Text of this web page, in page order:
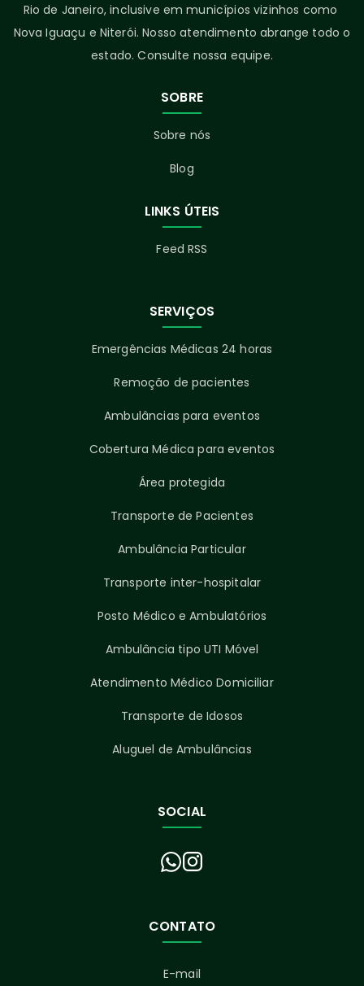
Rio de Janeiro, inclusive em municípios vizinhos como
Nova Iguaçu e Niterói. Nosso atendimento abrange todo o
estado. Consulte nossa equipe.
SOBRE
Sobre nós
Blog
LINKS ÚTEIS
Feed RSS
SERVIÇOS
Emergências Médicas 24 horas
Remoção de pacientes
Ambulâncias para eventos
Cobertura Médica para eventos
Área protegida
Transporte de Pacientes
Ambulância Particular
Transporte inter-hospitalar
Posto Médico e Ambulatórios
Ambulância tipo UTI Móvel
Atendimento Médico Domiciliar
Transporte de Idosos
Aluguel de Ambulâncias
SOCIAL
CONTATO
E-mail